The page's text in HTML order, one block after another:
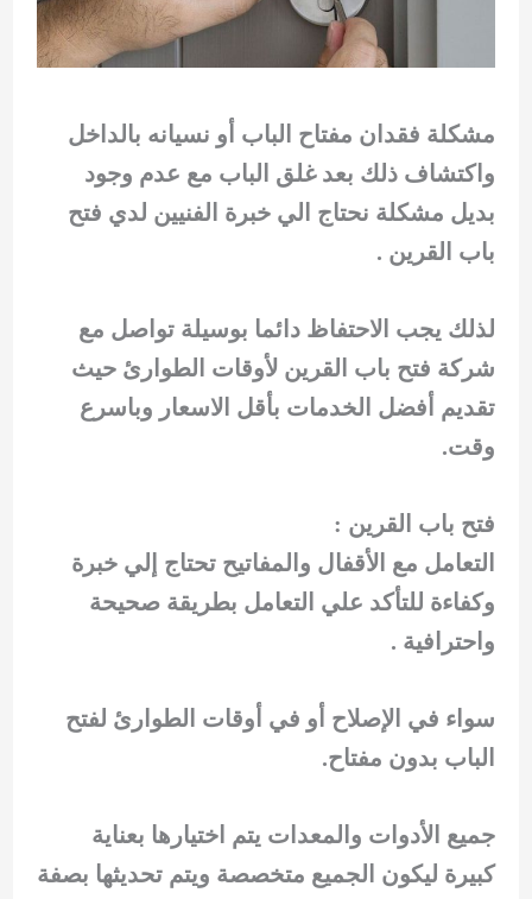
مشكلة فقدان مفتاح الباب أو نسيانه بالداخل
واكتشاف ذلك بعد غلق الباب مع عدم وجود
بديل مشكلة نحتاج الي خبرة الفنيين لدي فتح
باب القرين .
لذلك يجب الاحتفاظ دائما بوسيلة تواصل مع
شركة فتح باب القرين لأوقات الطوارئ حيث
تقديم أفضل الخدمات بأقل الاسعار وباسرع
وقت.
فتح باب القرين :
التعامل مع الأقفال والمفاتيح تحتاج إلي خبرة
وكفاءة للتأكد علي التعامل بطريقة صحيحة
واحترافية .
سواء في الإصلاح أو في أوقات الطوارئ لفتح
الباب بدون مفتاح.
جميع الأدوات والمعدات يتم اختيارها بعناية
كبيرة ليكون الجميع متخصصة ويتم تحديثها بصفة